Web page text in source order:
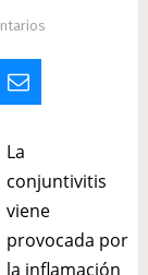
La
conjuntivitis
viene
provocada por
la inflamación